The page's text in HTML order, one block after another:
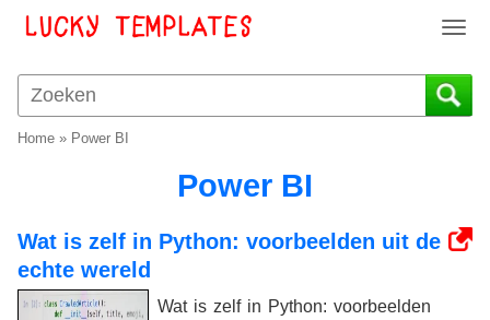
T
g
g
i
Home » Power BI
Power BI
Wat is zelf in Python: voorbeelden uit de
echte wereld
Wat is zelf in Python: voorbeelden